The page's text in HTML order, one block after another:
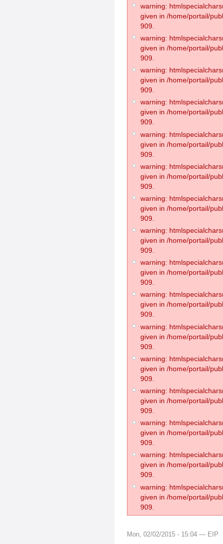
warning:
given in /home/portail/
909.
warning:
given in /home/portail/
909.
warning:
given in /home/portail/
909.
warning:
given in /home/portail/
909.
warning:
given in /home/portail/
909.
warning:
given in /home/portail/
909.
warning:
given in /home/portail/
909.
warning:
given in /home/portail/
909.
warning:
given in /home/portail/
909.
warning:
given in /home/portail/
909.
warning:
given in /home/portail/
909.
warning:
given in /home/portail/
909.
warning:
given in /home/portail/
909.
warning:
given in /home/portail/
909.
warning:
given in /home/portail/
909.
warning:
given in /home/portail/
909.
Mon, 02/02/2015 - 15:04 — EIP